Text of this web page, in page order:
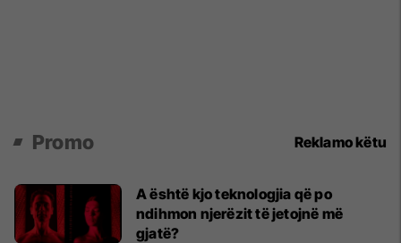
Promo Reklamo këtu
A është kjo teknologjia që po
ndihmon njerëzit të jetojnë më
gjatë?